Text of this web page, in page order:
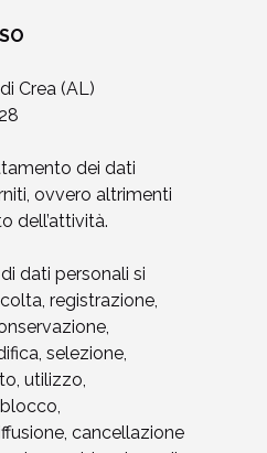
Crea (AL)
dei dati
ovvero altrimenti
dell’attività.
dati personali si
registrazione,
selezione,
utilizzo,
cancellazione